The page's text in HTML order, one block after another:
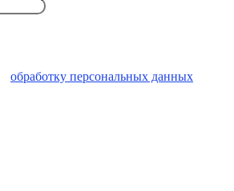
обработку персональных данных